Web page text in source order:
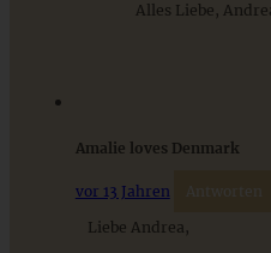
Super lecker: Rezept für
Alles Liebe,
Amalie loves Denmark
vor 13 Jahren Antworten
Liebe Andrea,